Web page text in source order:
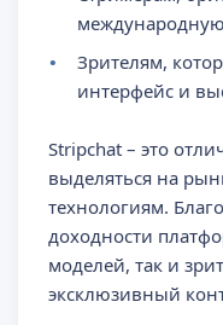
Зрителям,
интерфейс и
Stripchat – это
выделяться на
технологиям.
доходности
моделей, так и
эксклюзивный